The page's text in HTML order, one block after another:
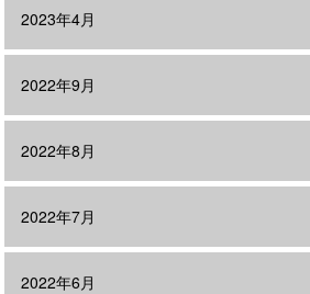
2023年4月
2022年9月
2022年8月
2022年7月
2022年6月